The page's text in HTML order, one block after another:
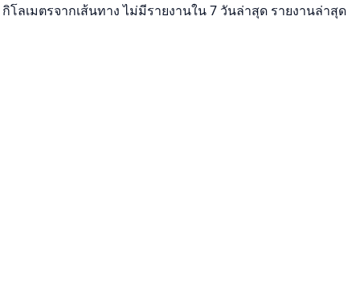
ลเมตรจากเส้นทาง ไม่มีรายงานใน 7 วันล่าสุด รายงานล่าสุด